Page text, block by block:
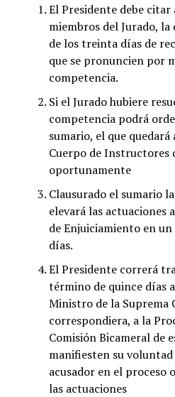
El Presidente debe citar
miembros del Jurado,
de los treinta días de
que se pronuncien por
competencia.
Si el Jurado hubiere
competencia podrá
sumario, el que
Cuerpo de Instructores
oportunamente
Clausurado el sumario
elevará las actuaciones
de Enjuiciamiento en
días.
El Presidente correrá
término de quince días
Ministro de la Suprema
correspondiera, a la
Comisión Bicameral de
manifiesten su
acusador en el proceso
las actuaciones